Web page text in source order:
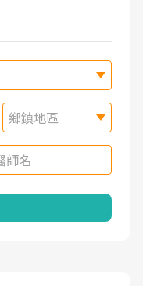
鄉鎮地區